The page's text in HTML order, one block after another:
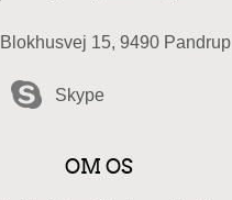
Blokhusvej 15, 9490 Pandrup
Skype
OM OS